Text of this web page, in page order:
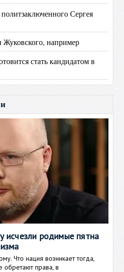
Сергея
Жуковского, например
стать кандидатом в
исчезли родимые пятна
Что нация возникает тогда,
обретают права, в